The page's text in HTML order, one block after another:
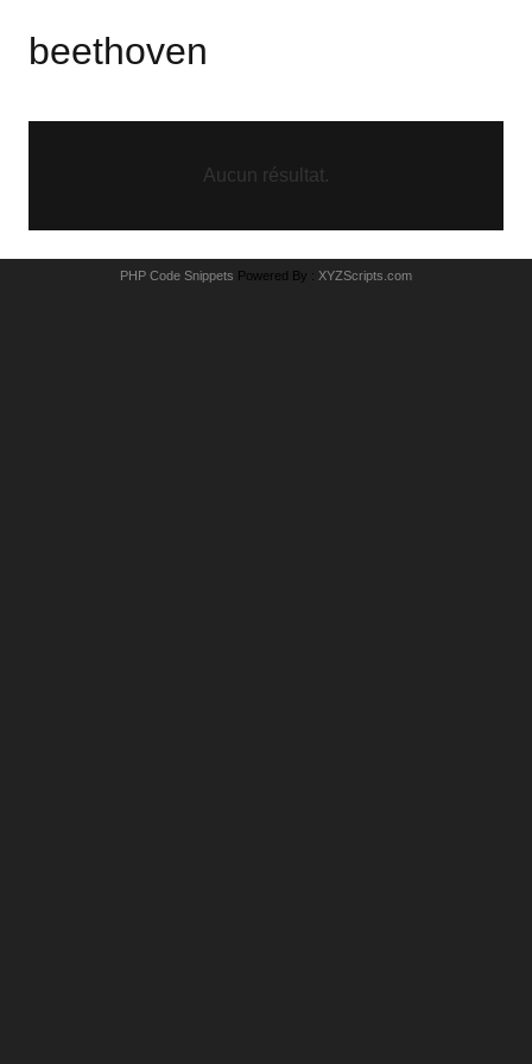
beethoven
Aucun résultat.
PHP Code Snippets Powered By : XYZScripts.com